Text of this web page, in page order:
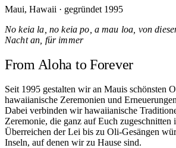
Maui, Hawaii · gegründet 1995
No keia la, no keia po, a mau loa, von
Nacht an, für immer
From Aloha to Forever
Seit 1995 gestalten wir an Mauis schönsten
hawaiianische Zeremonien und
Dabei verbinden wir hawaiianische
Zeremonie, die ganz auf Euch zugeschnitten
Überreichen der Lei bis zu Oli-Gesängen
Inseln, auf denen wir zu Hause sind.